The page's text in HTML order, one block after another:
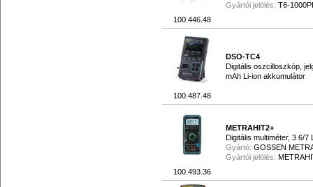
100.446.48
Gyártói jelölés: T6-
100.487.48
DSO-TC4
Digitális oszcilloszkóp,
mAh Li-ion akkumulátor
100.493.36
METRAHIT2+
Digitális multiméter, 3 6/
Gyártó: GOSSEN
Gyártói jelölés: